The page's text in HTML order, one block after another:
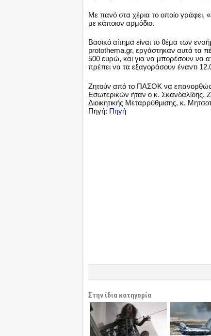
Με πανό στα χέρια το οποίο γράφει,
με κάποιον αρμόδιο.
Βασικό αίτημα είναι το θέμα των
protothema.gr, εργάστηκαν αυτά τα
500 ευρώ, και για να μπορέσουν να
πρέπει να τα εξαγοράσουν έναντι
Ζητούν από το ΠΑΣΟΚ να
Εσωτερικών ήταν ο κ. Σκανδαλίδης.
Διοικητικής Μεταρρύθμισης, κ.
Πηγή: Πηγή
Στην ίδια κατηγορία